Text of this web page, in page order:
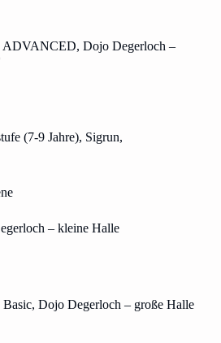
ADVANCED, Dojo Degerloch –
(7-9 Jahre), Sigrun,
– kleine Halle
Basic, Dojo Degerloch – große Halle